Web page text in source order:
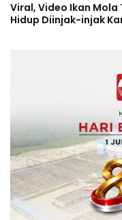
Viral, Video Ikan
Hidup Diinjak-injak